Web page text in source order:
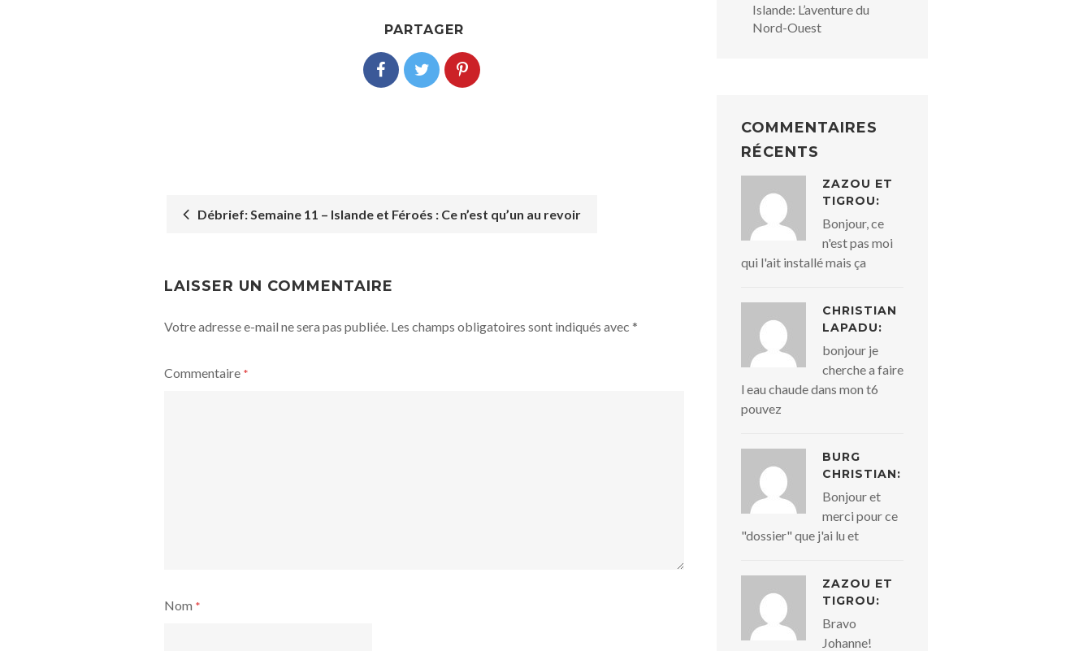
PARTAGER
NAVIGATION
Débrief: Semaine 11 – Islande et Féroés : Ce n’est qu’un au revoir
LAISSER UN COMMENTAIRE
Votre adresse e-mail ne sera pas publiée. Les champs obligatoires sont indiqués avec *
Commentaire *
Nom *
Islande: L’aventure du
Nord-Ouest
COMMENTAIRES
RÉCENTS
ZAZOU ET
TIGROU:
Bonjour, ce
n'est pas moi
qui l'ait installé mais ça
CHRISTIAN
LAPADU:
bonjour je
cherche a faire
l eau chaude dans mon t6
pouvez
BURG
CHRISTIAN:
Bonjour et
merci pour ce
"dossier" que j'ai lu et
ZAZOU ET
TIGROU:
Bravo
Johanne!